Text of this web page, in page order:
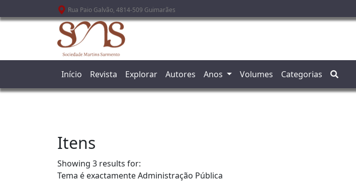
Passar para o conteúdo principal
Rua Paio Galvão, 4814-509 Guimarães
Início Revista Explorar Autores Anos Volumes Categorias
Itens
Showing 3 results for:
Tema é exactamenteAdministração Pública